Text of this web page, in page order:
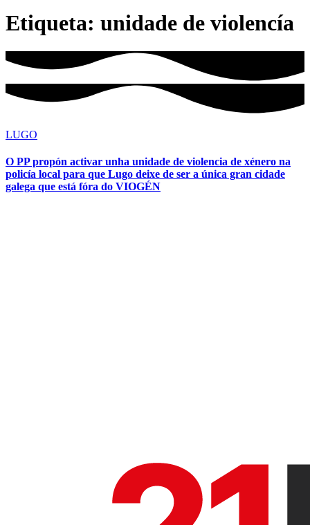
Etiqueta: unidade de violencía
LUGO
O PP propón activar unha unidade de violencia de xénero na
policía local para que Lugo deixe de ser a única gran cidade
galega que está fóra do VIOGÉN